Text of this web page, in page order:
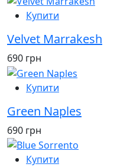
Купити
Velvet Marrakesh
690 грн
Купити
Green Naples
690 грн
Купити